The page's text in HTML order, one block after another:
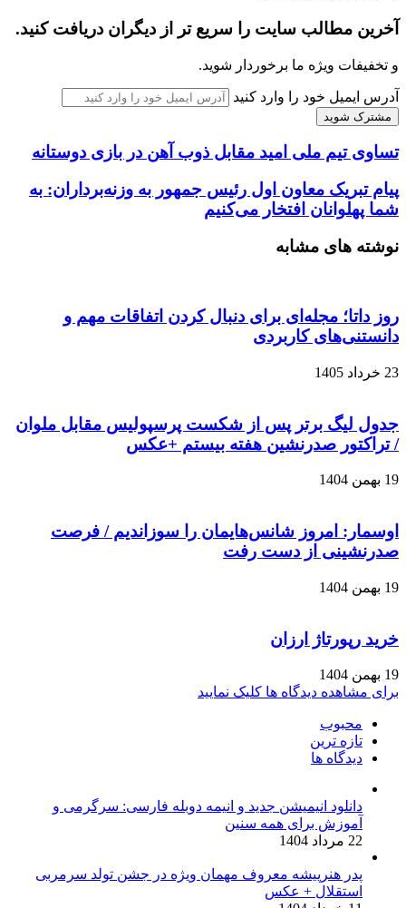
آخرین مطالب سایت را سریع تر از دیگران دریافت کنید.
و تخفیفات ویژه ما برخوردار شوید.
آدرس ایمیل خود را وارد کنید
تساوی تیم ملی امید مقابل ذوب آهن در بازی دوستانه
پیام تبریک معاون اول رئیس جمهور به وزنه‌برداران: به
شما پهلوانان افتخار می‌کنیم
نوشته های مشابه
روز داتا؛ مجله‌ای برای دنبال کردن اتفاقات مهم و
دانستنی‌های کاربردی
23 خرداد 1405
جدول لیگ برتر پس از شکست پرسپولیس مقابل ملوان
/ تراکتور صدرنشین هفته بیستم +عکس
19 بهمن 1404
اوسمار: امروز شانس‌هایمان را سوزاندیم / فرصت
صدرنشینی از دست رفت
19 بهمن 1404
خرید رپورتاژ ارزان
19 بهمن 1404
برای مشاهده دیدگاه ها کلیک نمایید
محبوب
تازه ترین
دیدگاه ها
دانلود انیمیشن جدید و انیمه دوبله فارسی: سرگرمی و
آموزش برای همه سنین
22 مرداد 1404
پدر هنرپیشه معروف مهمان ویژه در جشن تولد سرمربی
استقلال + عکس